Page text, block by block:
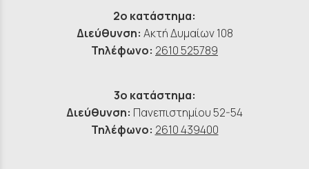
2ο κατάστημα:
Διεύθυνση: Ακτή Δυμαίων 108
Τηλέφωνο: 2610 525789
3ο κατάστημα:
Διεύθυνση: Πανεπιστημίου 52-54
Τηλέφωνο: 2610 439400